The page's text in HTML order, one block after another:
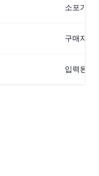
소포가
구매자에
입력된